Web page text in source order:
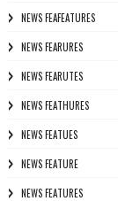
NEWS FEAFEATURES
NEWS FEARURES
NEWS FEARUTES
NEWS FEATHURES
NEWS FEATUES
NEWS FEATURE
NEWS FEATURES